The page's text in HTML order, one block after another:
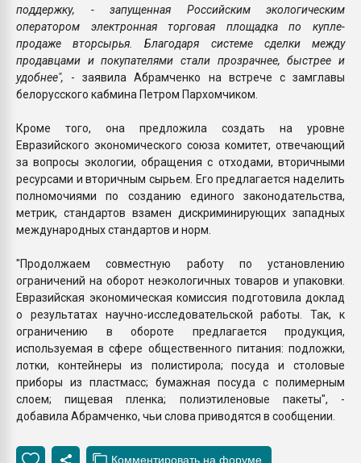
поддержку, - запущенная Российским экологическим
оператором электронная торговая площадка по купле-
продаже вторсырья. Благодаря системе сделки между
продавцами и покупателями стали прозрачнее, быстрее и
удобнее", - заявила Абрамченко на встрече с замглавы
белорусского кабмина Петром Пархомчиком.
Кроме того, она предложила создать на уровне
Евразийского экономического союза комитет, отвечающий
за вопросы экологии, обращения с отходами, вторичными
ресурсами и вторичным сырьем. Его предлагается наделить
полномочиями по созданию единого законодательства,
метрик, стандартов взамен дискриминирующих западных
международных стандартов и норм.
"Продолжаем совместную работу по установлению
ограничений на оборот неэкологичных товаров и упаковки.
Евразийская экономическая комиссия подготовила доклад
о результатах научно-исследовательской работы. Так, к
ограничению в обороте предлагается продукция,
используемая в сфере общественного питания: подложки,
лотки, контейнеры из полистирола; посуда и столовые
приборы из пластмасс; бумажная посуда с полимерным
слоем; пищевая пленка; полиэтиленовые пакеты", -
добавила Абрамченко, чьи слова приводятся в сообщении.